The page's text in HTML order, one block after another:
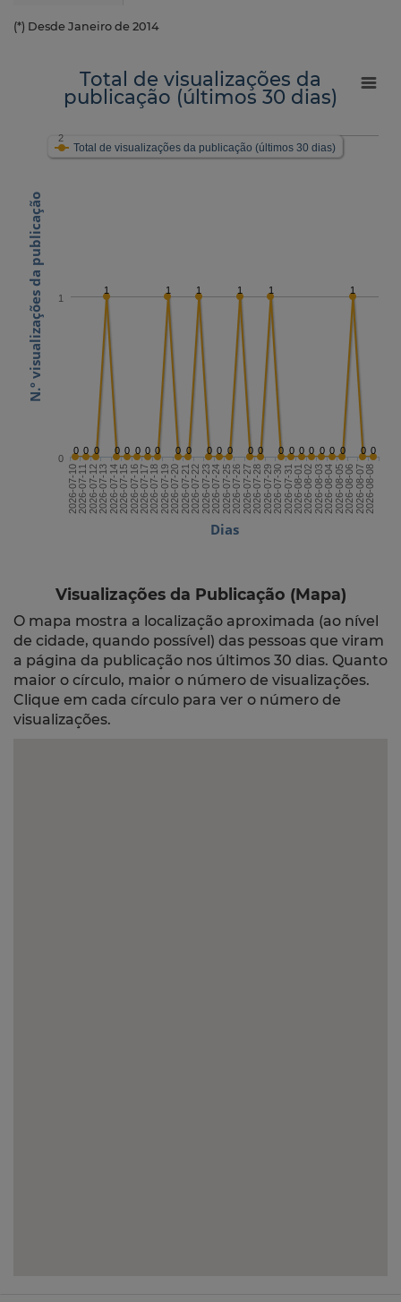
(*) Desde Janeiro de 2014
Dias
N.º visualizações da publicação
Total de visualizações da
publicação (últimos 30 dias)
0 0 0
1
0 0 0 0 0
1
0 0
1
0 0 0
1
0 0
1
0 0 0 0 0 0 0
1
0 0
Total de visualizações da publicação (últimos 30 dias)
2026-07-102026-07-112026-07-122026-07-132026-07-142026-07-152026-07-162026-07-172026-07-182026-07-192026-07-202026-07-212026-07-222026-07-232026-07-242026-07-252026-07-262026-07-272026-07-282026-07-292026-07-302026-07-312026-08-012026-08-022026-08-032026-08-042026-08-052026-08-062026-08-072026-08-08
0
1
2
Visualizações da Publicação (Mapa)
O mapa mostra a localização aproximada (ao nível
de cidade, quando possível) das pessoas que viram
a página da publicação nos últimos 30 dias. Quanto
maior o círculo, maior o número de visualizações.
Clique em cada círculo para ver o número de
visualizações.